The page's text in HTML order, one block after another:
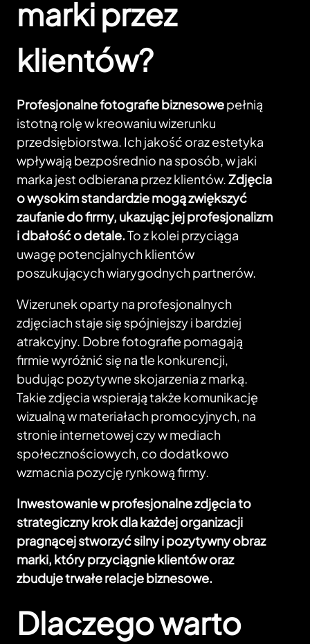
marki przez
klientów?
Profesjonalne fotografie biznesowepełnią
istotną rolę w kreowaniu wizerunku
przedsiębiorstwa. Ich jakość oraz estetyka
wpływają bezpośrednio na sposób, w jaki
marka jest odbierana przez klientów.Zdjęcia
o wysokim standardzie mogą zwiększyć
zaufanie do firmy, ukazując jej profesjonalizm
i dbałość o detale.To z kolei przyciąga
uwagę potencjalnych klientów
poszukujących wiarygodnych partnerów.
Wizerunek oparty na profesjonalnych
zdjęciach staje się spójniejszy i bardziej
atrakcyjny. Dobre fotografie pomagają
firmie wyróżnić się na tle konkurencji,
budując pozytywne skojarzenia z marką.
Takie zdjęcia wspierają także komunikację
wizualną w materiałach promocyjnych, na
stronie internetowej czy w mediach
społecznościowych, co dodatkowo
wzmacnia pozycję rynkową firmy.
Inwestowanie w profesjonalne zdjęcia to
strategiczny krok dla każdej organizacji
pragnącej stworzyć silny i pozytywny obraz
marki, który przyciągnie klientów oraz
zbuduje trwałe relacje biznesowe.
Dlaczego warto